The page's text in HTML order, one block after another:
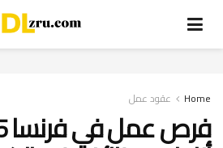
Home عقود عمل